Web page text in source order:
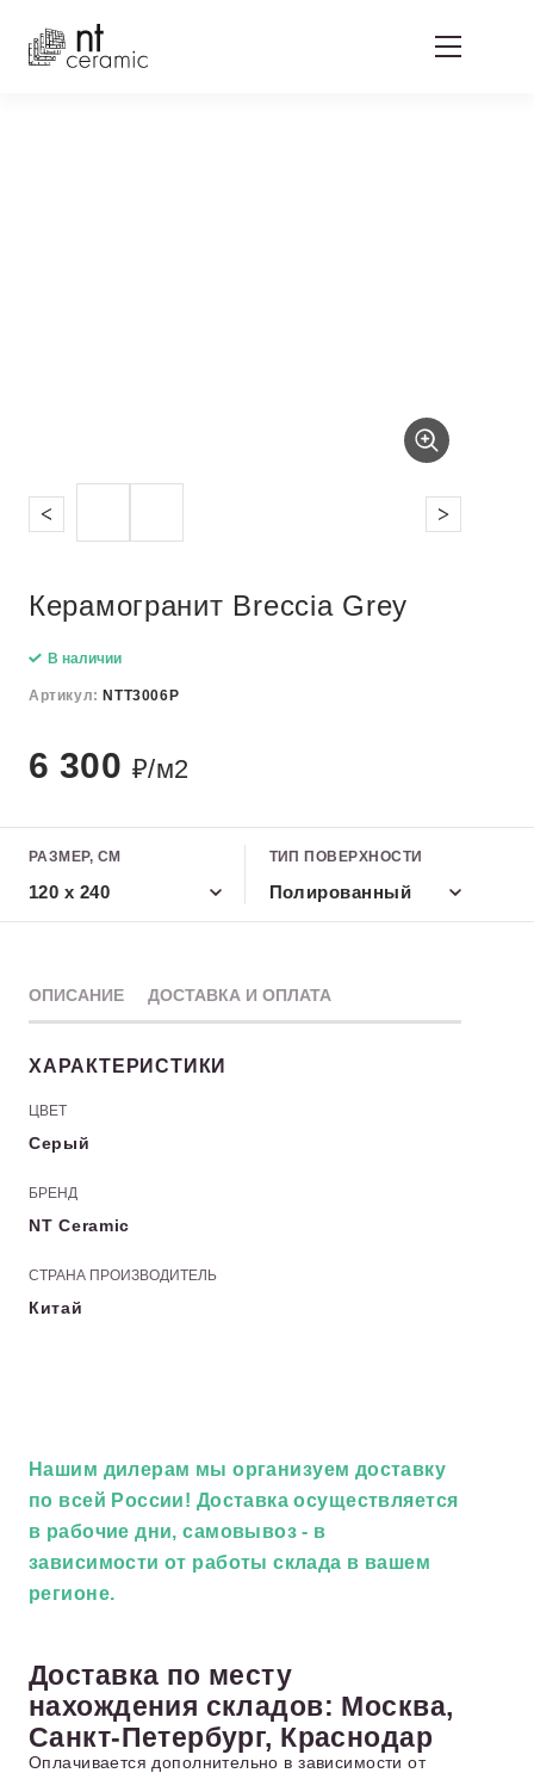
Керамогранит Breccia Grey
В наличии
Артикул: NTT3006P
6 300 ₽/м2
РАЗМЕР, СМ
120 х 240
ТИП ПОВЕРХНОСТИ
Полированный
ОПИСАНИЕ ДОСТАВКА И ОПЛАТА
ХАРАКТЕРИСТИКИ
ЦВЕТ
Серый
БРЕНД
NT Ceramic
СТРАНА ПРОИЗВОДИТЕЛЬ
Китай
Нашим дилерам мы организуем доставку
по всей России! Доставка осуществляется
в рабочие дни, самовывоз - в
зависимости от работы склада в вашем
регионе.
Доставка по месту
нахождения складов: Москва,
Санкт-Петербург, Краснодар
Оплачивается дополнительно в зависимости от